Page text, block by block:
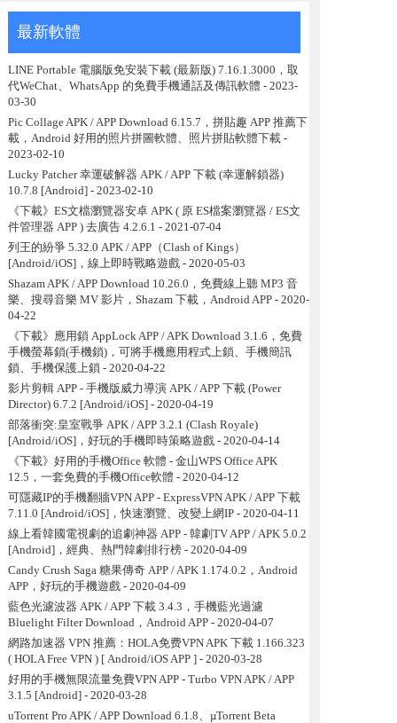
最新軟體
LINE Portable 電腦版免安裝下載 (最新版) 7.16.1.3000，取
代WeChat、WhatsApp 的免費手機通話及傳訊軟體 - 2023-
03-30
Pic Collage APK / APP Download 6.15.7，拼貼趣 APP 推薦下
載，Android 好用的照片拼圖軟體、照片拼貼軟體下載-
2023-02-10
Lucky Patcher 幸運破解器 APK / APP 下載 (幸運解鎖器)
10.7.8 [Android] - 2023-02-10
《下載》ES文檔瀏覽器安卓 APK ( 原 ES檔案瀏覽器 / ES文
件管理器 APP ) 去廣告 4.2.6.1 - 2021-07-04
列王的紛爭 5.32.0 APK / APP（Clash of Kings）
[Android/iOS]，線上即時戰略遊戲- 2020-05-03
Shazam APK / APP Download 10.26.0，免費線上聽 MP3 音
樂、搜尋音樂 MV 影片，Shazam 下載，Android APP- 2020-
04-22
《下載》應用鎖 AppLock APP / APK Download 3.1.6，免費
手機螢幕鎖(手機鎖)，可將手機應用程式上鎖、手機簡訊
鎖、手機保護上鎖 - 2020-04-22
影片剪輯 APP - 手機版威力導演 APK / APP 下載 (Power
Director) 6.7.2 [Android/iOS]- 2020-04-19
部落衝突:皇室戰爭 APK / APP 3.2.1 (Clash Royale)
[Android/iOS]，好玩的手機即時策略遊戲- 2020-04-14
《下載》好用的手機Office 軟體 - 金山WPS Office APK
12.5，一套免費的手機Office軟體 - 2020-04-12
可隱藏IP的手機翻牆VPN APP - ExpressVPN APK / APP 下載
7.11.0 [Android/iOS]，快速瀏覽、改變上網IP- 2020-04-11
線上看韓國電視劇的追劇神器 APP - 韓劇TV APP / APK 5.0.2
[Android]，經典、熱門韓劇排行榜- 2020-04-09
Candy Crush Saga 糖果傳奇 APP / APK 1.174.0.2，Android
APP，好玩的手機遊戲- 2020-04-09
藍色光濾波器 APK / APP 下載 3.4.3，手機藍光過濾
Bluelight Filter Download，Android APP- 2020-04-07
網路加速器 VPN 推薦：HOLA免费VPN APK 下載 1.166.323
( HOLA Free VPN ) [ Android/iOS APP ]- 2020-03-28
好用的手機無限流量免費VPN APP - Turbo VPN APK / APP
3.1.5 [Android]- 2020-03-28
uTorrent Pro APK / APP Download 6.1.8、µTorrent Beta